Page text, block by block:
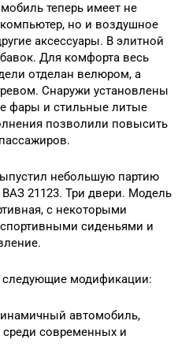
теперь имеет не
но и воздушное
аксессуары. В элитной
Для комфорта весь
отделан велюром, а
Снаружи установлены
фары и стильные литые
позволили повысить
небольшую партию
21123. Три двери. Модель
с некоторыми
сиденьями и
модификации:
автомобиль,
современных и